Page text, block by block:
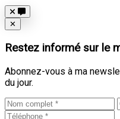
Close
✕
Restez informé sur le
Abonnez-vous à ma
du jour.